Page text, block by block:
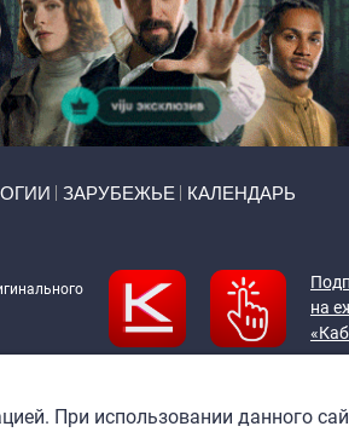
ЗАРУБЕЖЬЕ КАЛЕНДАРЬ
на
При использовании данного